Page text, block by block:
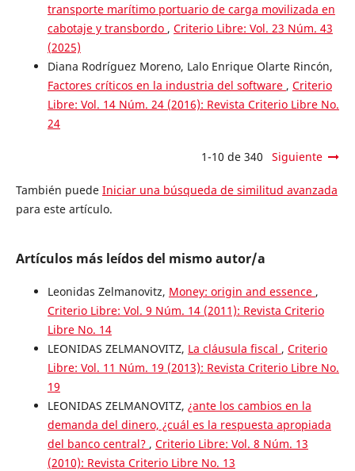
transporte marítimo portuario de carga movilizada en
cabotaje y transbordo , Criterio Libre: Vol. 23 Núm. 43
(2025)
Diana Rodríguez Moreno, Lalo Enrique Olarte Rincón,
Factores críticos en la industria del software , Criterio
Libre: Vol. 14 Núm. 24 (2016): Revista Criterio Libre No.
24
1-10 de 340 Siguiente
También puede Iniciar una búsqueda de similitud avanzada
para este artículo.
Artículos más leídos del mismo autor/a
Leonidas Zelmanovitz, Money: origin and essence ,
Criterio Libre: Vol. 9 Núm. 14 (2011): Revista Criterio
Libre No. 14
LEONIDAS ZELMANOVITZ, La cláusula fiscal , Criterio
Libre: Vol. 11 Núm. 19 (2013): Revista Criterio Libre No.
19
LEONIDAS ZELMANOVITZ, ¿ante los cambios en la
demanda del dinero, ¿cuál es la respuesta apropiada
del banco central? , Criterio Libre: Vol. 8 Núm. 13
(2010): Revista Criterio Libre No. 13